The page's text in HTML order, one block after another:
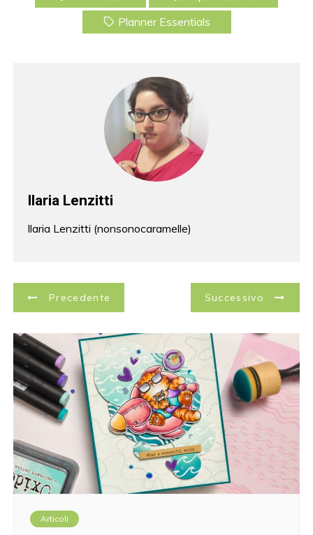
Planner Essentials
Ilaria Lenzitti
Ilaria Lenzitti (nonsonocaramelle)
N
a
v
i
g
a
z
Precedente Successivo
Articoli